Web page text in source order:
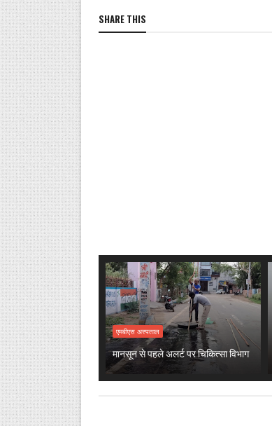
SHARE THIS
एमबीएस अस्पताल
मानसून से पहले अलर्ट पर चिकित्सा विभाग